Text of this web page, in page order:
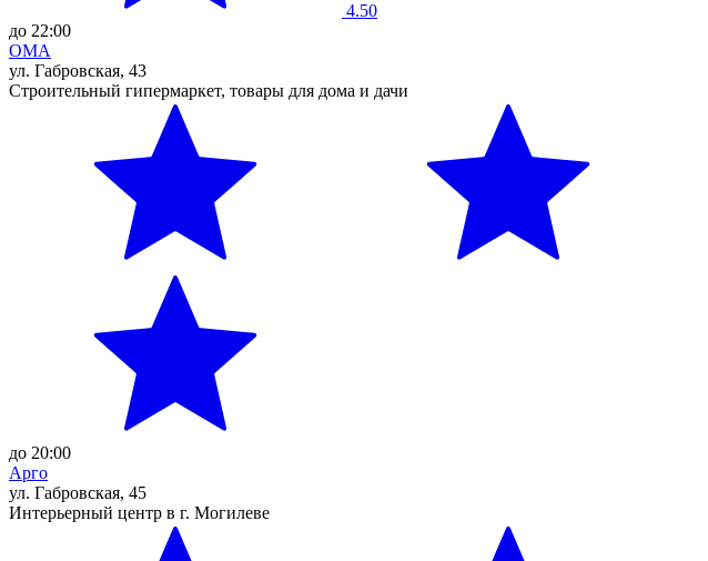
4.50
до 22:00
ОМА
ул. Габровская, 43
Строительный гипермаркет, товары для дома и дачи
до 20:00
Арго
ул. Габровская, 45
Интерьерный центр в г. Могилеве